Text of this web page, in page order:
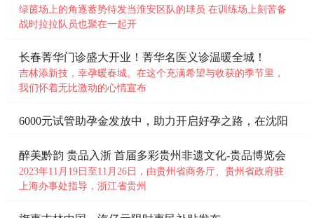
绿茵场上的角逐蓄势待发当淮安区队的球员 在训练场上刻苦备
战时拉拉队员也聚在一起开
长春菁华门诊盛大开业！菁华名医义诊温暖全城！
吉林添新技，幸孕暖春城。在这个充满希望与收获的季节里，
我们怀着无比激动的心情宣布
6000元试管助孕金发放中，助力开启好孕之路，在沈阳
醉美黔韵 贵品入浙 首届多彩贵州非遗文化-贵品博览会
2023年11月19日至11月26日，由贵州省商务厅、贵州省政府驻
上海办事处指导，浙江省贵州